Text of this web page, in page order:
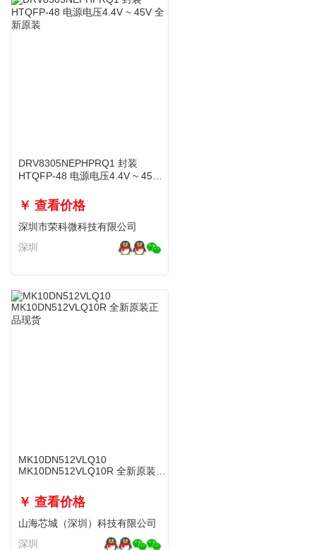
DRV8305NEPHPRQ1 封装
HTQFP-48 电源电压4.4V ~ 45V
￥ 查看价格
深圳市荣科微科技有限公司
深圳
MK10DN512VLQ10
MK10DN512VLQ10R 全新原装正
￥ 查看价格
山海芯城（深圳）科技有限公司
深圳